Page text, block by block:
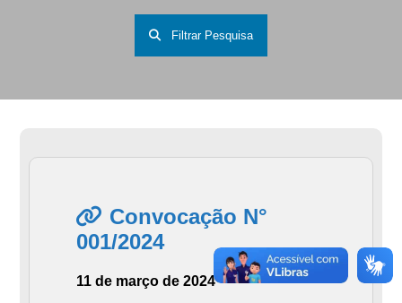
Filtrar Pesquisa
Convocação N°
001/2024
11 de março de 2024